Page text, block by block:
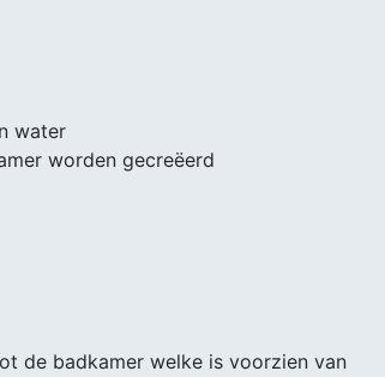
water
worden gecreëerd
de badkamer welke is voorzien van